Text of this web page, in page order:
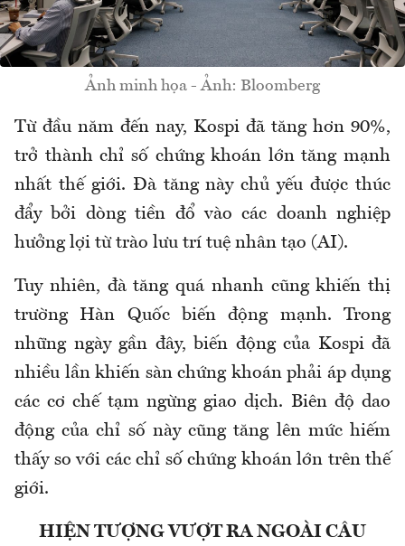
Ảnh minh họa - Ảnh: Bloomberg
Từ đầu năm đến nay, Kospi đã tăng hơn 90%,
trở thành chỉ số chứng khoán lớn tăng mạnh
nhất thế giới. Đà tăng này chủ yếu được thúc
đẩy bởi dòng tiền đổ vào các doanh nghiệp
hưởng lợi từ trào lưu trí tuệ nhân tạo (AI).
Tuy nhiên, đà tăng quá nhanh cũng khiến thị
trường Hàn Quốc biến động mạnh. Trong
những ngày gần đây, biến động của Kospi đã
nhiều lần khiến sàn chứng khoán phải áp dụng
các cơ chế tạm ngừng giao dịch. Biên độ dao
động của chỉ số này cũng tăng lên mức hiếm
thấy so với các chỉ số chứng khoán lớn trên thế
giới.
HIỆN TƯỢNG VƯỢT RA NGOÀI CÂU